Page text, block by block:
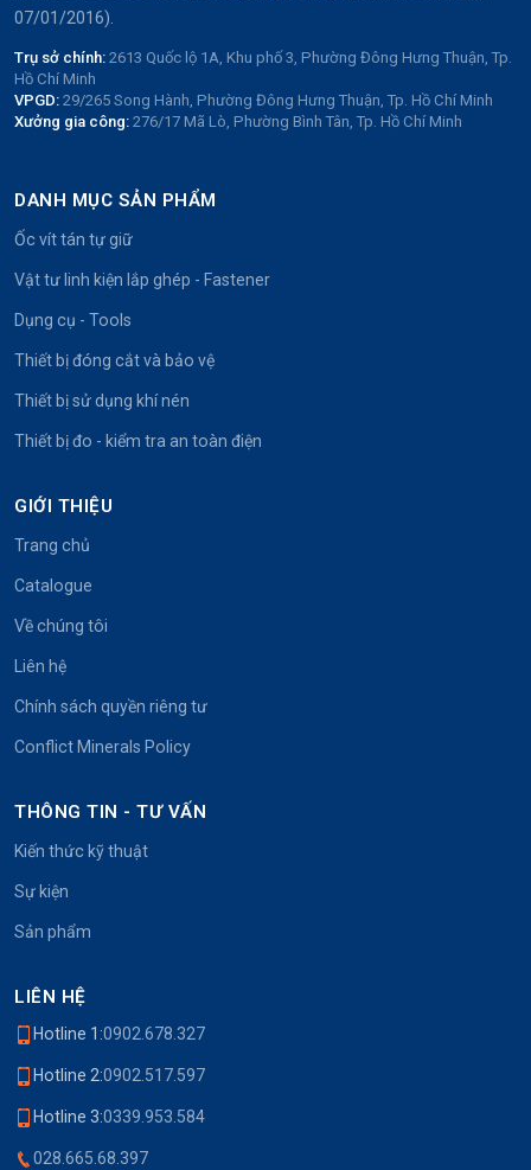
07/01/2016).
Trụ sở chính: 2613 Quốc lộ 1A, Khu phố 3, Phường Đông Hưng Thuận, Tp.
Hồ Chí Minh
VPGD: 29/265 Song Hành, Phường Đông Hưng Thuận, Tp. Hồ Chí Minh
Xưởng gia công: 276/17 Mã Lò, Phường Bình Tân, Tp. Hồ Chí Minh
DANH MỤC SẢN PHẨM
Ốc vít tán tự giữ
Vật tư linh kiện lắp ghép - Fastener
Dụng cụ - Tools
Thiết bị đóng cắt và bảo vệ
Thiết bị sử dụng khí nén
Thiết bị đo - kiểm tra an toàn điện
GIỚI THIỆU
Trang chủ
Catalogue
Về chúng tôi
Liên hệ
Chính sách quyền riêng tư
Conflict Minerals Policy
THÔNG TIN - TƯ VẤN
Kiến thức kỹ thuật
Sự kiện
Sản phẩm
LIÊN HỆ
Hotline 1:0902.678.327
Hotline 2:0902.517.597
Hotline 3:0339.953.584
028.665.68.397